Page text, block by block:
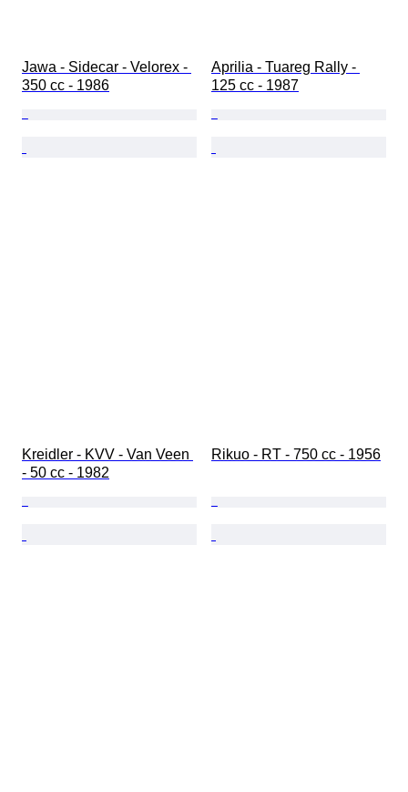
Jawa - Sidecar - Velorex -
350 cc - 1986
Aprilia - Tuareg Rally -
125 cc - 1987
Kreidler - KVV - Van Veen
- 50 cc - 1982
Rikuo - RT - 750 cc - 1956